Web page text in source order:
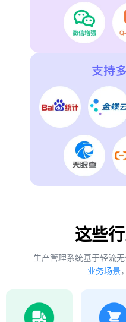
这些
生产管理系统基于轻流无
业务场景